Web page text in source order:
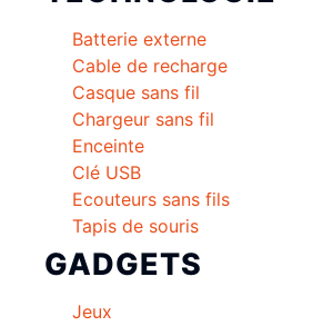
Batterie externe
Cable de recharge
Casque sans fil
Chargeur sans fil
Enceinte
Clé USB
Ecouteurs sans fils
Tapis de souris
GADGETS
Jeux